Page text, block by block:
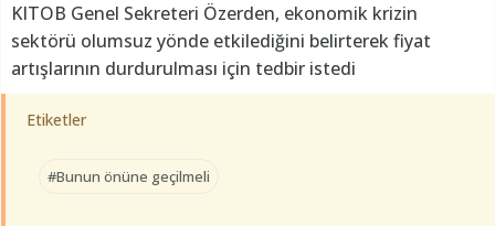
KITOB Genel Sekreteri Özerden, ekonomik krizin
sektörü olumsuz yönde etkilediğini belirterek fiyat
artışlarının durdurulması için tedbir istedi
Etiketler
#Bunun önüne geçilmeli